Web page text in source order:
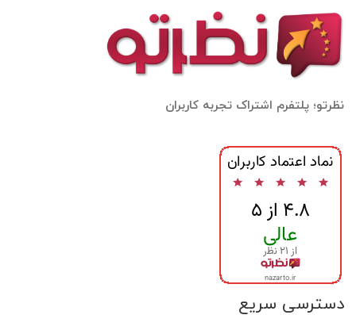
نظرتو؛ پلتفرم اشتراک تجربه کاربران
دسترسی سریع